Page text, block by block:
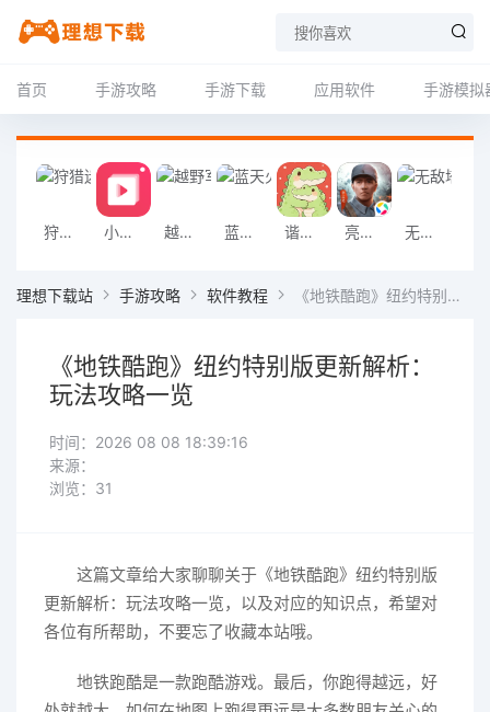
首页 手游攻略 手游下载 应用软件 手游模拟
狩猎迷城恐龙大战游戏 小影记app 越野军事卡车司机游戏 蓝天火龙传奇安卓版 谐音梗游戏 亮剑2026官方版 无敌塔防王游戏
理想下载站 手游攻略 软件教程 《地铁酷跑》纽约特别版更新解析：玩法攻略一览
《地铁酷跑》纽约特别版更新解析：
玩法攻略一览
时间：2026 08 08 18:39:16
来源：
浏览：31
这篇文章给大家聊聊关于《地铁酷跑》纽约特别版
更新解析：玩法攻略一览，以及对应的知识点，希望对
各位有所帮助，不要忘了收藏本站哦。
地铁跑酷是一款跑酷游戏。最后，你跑得越远，好